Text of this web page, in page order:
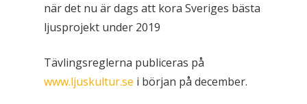
när det nu är dags att kora Sveriges bästa
ljusprojekt under 2019
Tävlingsreglerna publiceras på
www.ljuskultur.se i början på december.